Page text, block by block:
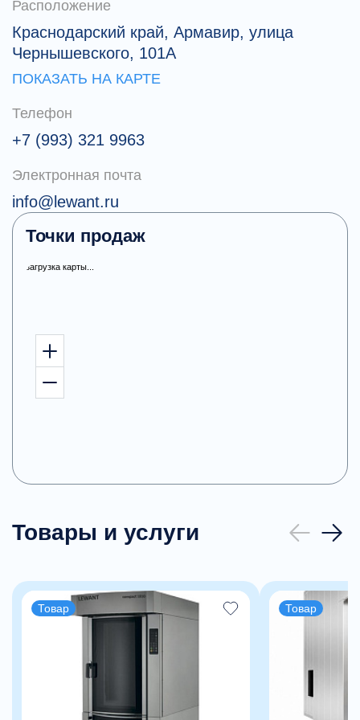
Расположение
Краснодарский край, Армавир, улица
Чернышевского, 101А
ПОКАЗАТЬ НА КАРТЕ
Телефон
+7 (993) 321 9963
Электронная почта
info@lewant.ru
Точки продаж
загрузка карты...
Товары и услуги
Товар Товар